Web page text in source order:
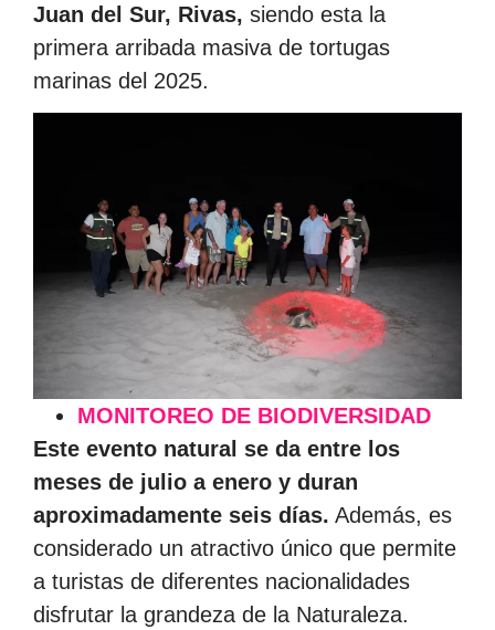
Juan del Sur, Rivas, siendo esta la
primera arribada masiva de tortugas
marinas del 2025.
MONITOREO DE BIODIVERSIDAD
Este evento natural se da entre los
meses de julio a enero y duran
aproximadamente seis días. Además, es
considerado un atractivo único que permite
a turistas de diferentes nacionalidades
disfrutar la grandeza de la Naturaleza.